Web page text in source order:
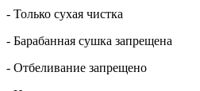
- Только сухая чистка
- Барабанная сушка запрещена
- Отбеливание запрещено